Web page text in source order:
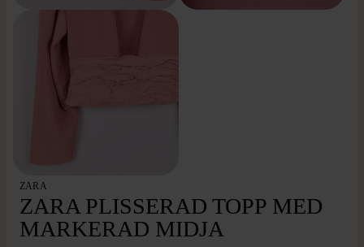
ZARA
ZARA PLISSERAD TOPP MED
MARKERAD MIDJA